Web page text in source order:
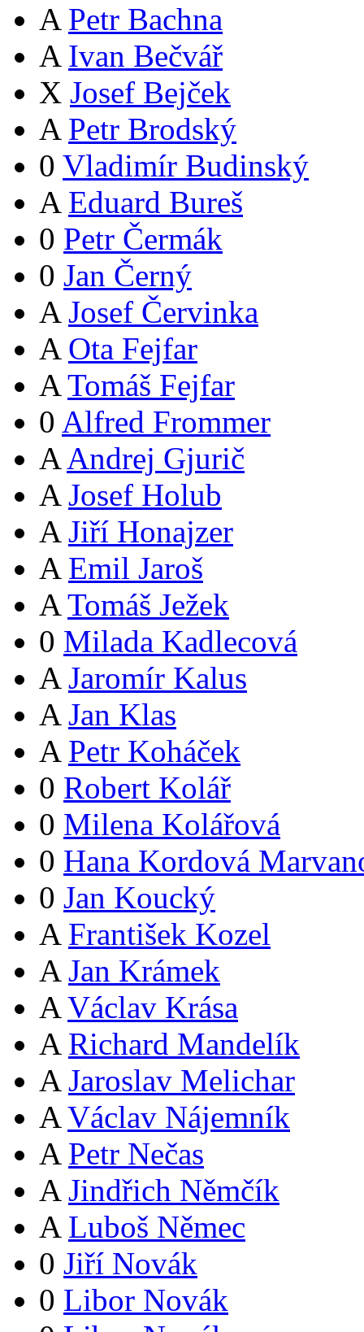
A Petr Bachna
A Ivan Bečvář
X Josef Bejček
A Petr Brodský
0 Vladimír Budinský
A Eduard Bureš
0 Petr Čermák
0 Jan Černý
A Josef Červinka
A Ota Fejfar
A Tomáš Fejfar
0 Alfred Frommer
A Andrej Gjurič
A Josef Holub
A Jiří Honajzer
A Emil Jaroš
A Tomáš Ježek
0 Milada Kadlecová
A Jaromír Kalus
A Jan Klas
A Petr Koháček
0 Robert Kolář
0 Milena Kolářová
0 Hana Kordová
0 Jan Koucký
A František Kozel
A Jan Krámek
A Václav Krása
A Richard Mandelík
A Jaroslav Melichar
A Václav Nájemník
A Petr Nečas
A Jindřich Němčík
A Luboš Němec
0 Jiří Novák
0 Libor Novák